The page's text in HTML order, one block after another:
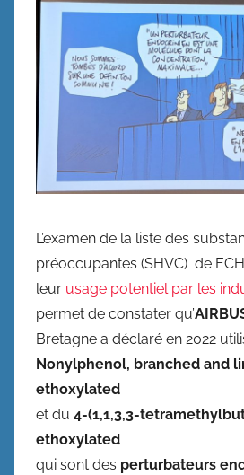
L’examen de la liste des
préoccupantes (SHVC) de
leur usage potentiel par les
permet de constater qu’
Bretagne a déclaré en 2022
Nonylphenol, branched and
ethoxylated
et du 4-(1,1,3,3-
ethoxylated
qui sont des perturbateurs